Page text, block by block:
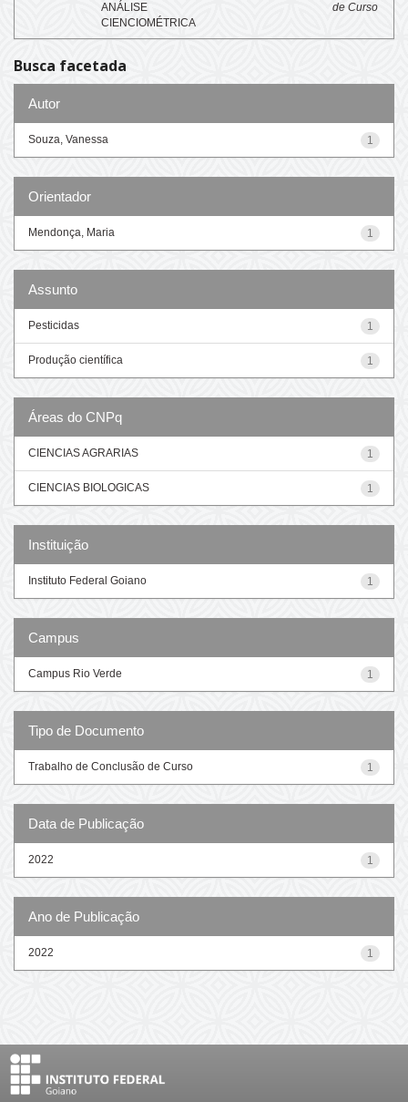
ANÁLISE
CIENCIOMÉTRICA
de Curso
Busca facetada
Autor
1
Souza, Vanessa
Orientador
1
Mendonça, Maria
Assunto
1
Pesticidas
1
Produção científica
Áreas do CNPq
1
CIENCIAS AGRARIAS
1
CIENCIAS BIOLOGICAS
Instituição
1
Instituto Federal Goiano
Campus
1
Campus Rio Verde
Tipo de Documento
1
Trabalho de Conclusão de Curso
Data de Publicação
1
2022
Ano de Publicação
1
2022